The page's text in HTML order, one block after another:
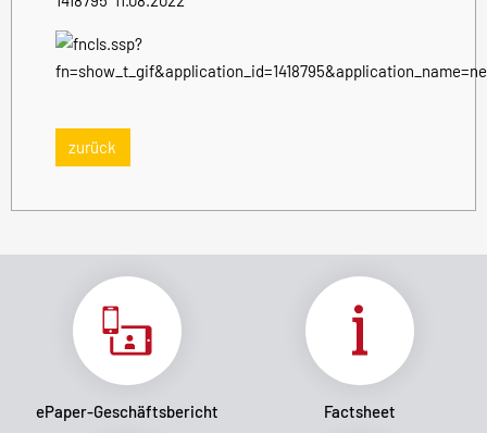
zurück
ePaper-Geschäftsbericht Factsheet